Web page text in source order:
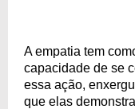
A empatia tem
capacidade de se
essa ação,
que elas